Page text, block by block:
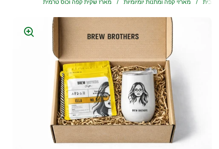
בית / מארזי קפה ומתנות יומיומיות / מארז שקית קפה וכוס טרמית